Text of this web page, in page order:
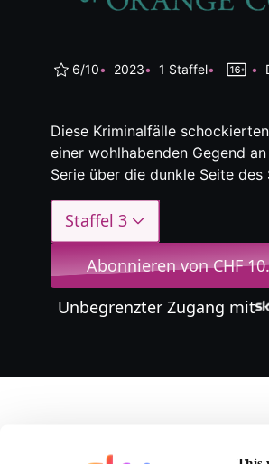
6/10 2023 1 Staffel
Diese Kriminalfälle
einer wohlhabenden Gegend
Serie über die dunkle Seite des
Staffel 3
Abonnieren von CHF
Unbegrenzter Zugang mit